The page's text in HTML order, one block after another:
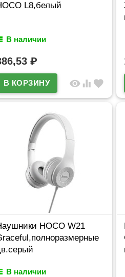
L8,белый
В наличии
₽
visibility equalizer favorite
HOCO W21
В наличии